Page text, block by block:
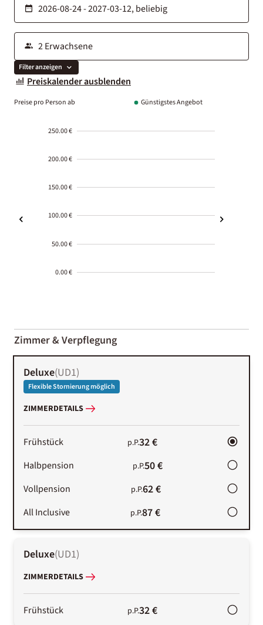
Filter anzeigen
Preiskalender ausblenden
Preise pro Person ab Günstigstes Angebot
250.00 €
200.00 €
150.00 €
100.00 €
50.00 €
0.00 €
01-02
Zimmer & Verpflegung
Deluxe(UD1)
Flexible Stornierung möglich
ZIMMERDETAILS
Frühstück p.P.32 €
Halbpension p.P.50 €
Vollpension p.P.62 €
All Inclusive p.P.87 €
Deluxe(UD1)
ZIMMERDETAILS
Frühstück p.P.32 €